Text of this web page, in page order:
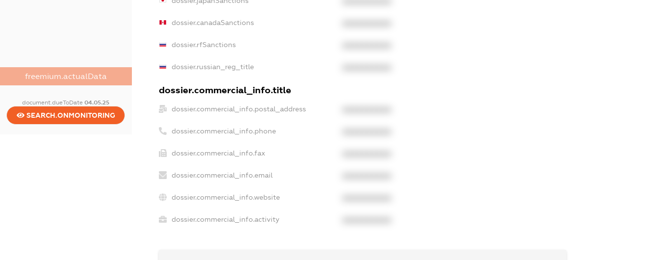
freemium.actualData
document.dueToDate04.05.25
SEARCH.ONMONITORING
dossier.canadaSanctions
dossier.rfSanctions
dossier.russian_reg_title
dossier.commercial_info.title
dossier.commercial_info.postal_address
dossier.commercial_info.phone
dossier.commercial_info.fax
dossier.commercial_info.email
dossier.commercial_info.website
dossier.commercial_info.activity